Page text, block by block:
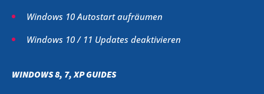
Windows 10 Autostart aufräumen
Windows 10 / 11 Updates deaktivieren
WINDOWS 8, 7, XP GUIDES